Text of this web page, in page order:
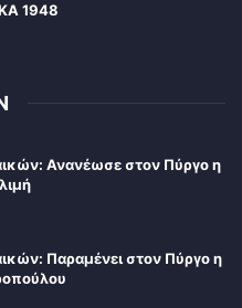
1948
Ανανέωσε στον Πύργο η
Παραμένει στον Πύργο η